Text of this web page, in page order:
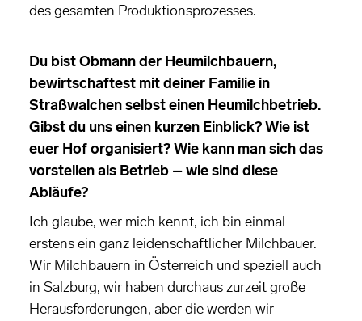
des gesamten Produktionsprozesses.
Du bist Obmann der Heumilchbauern,
bewirtschaftest mit deiner Familie in
Straßwalchen selbst einen Heumilchbetrieb.
Gibst du uns einen kurzen Einblick? Wie ist
euer Hof organisiert? Wie kann man sich das
vorstellen als Betrieb – wie sind diese
Abläufe?
Ich glaube, wer mich kennt, ich bin einmal
erstens ein ganz leidenschaftlicher Milchbauer.
Wir Milchbauern in Österreich und speziell auch
in Salzburg, wir haben durchaus zurzeit große
Herausforderungen, aber die werden wir